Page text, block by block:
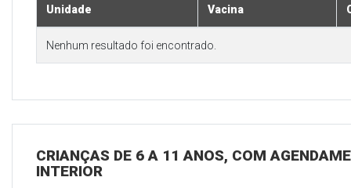
Unidade Vacina
Nenhum resultado foi encontrado.
CRIANÇAS DE 6 A 11 ANOS, COM
INTERIOR